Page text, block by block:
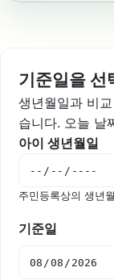
기준일을 선
생년월일과 비
습니다. 오늘 날
아이 생년월일
주민등록상의 생년
기준일